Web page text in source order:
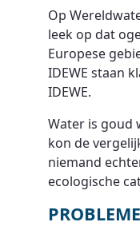
Op
leek op dat
Europese
IDEWE staan
IDEWE.
Water is goud
kon de
niemand
ecologische